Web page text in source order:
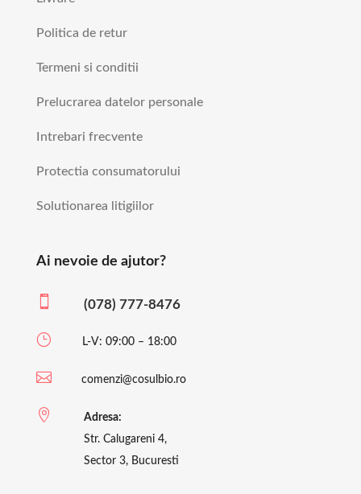
Politica de retur
Termeni si conditii
Prelucrarea datelor personale
Intrebari frecvente
Protectia consumatorului
Solutionarea litigiilor
Ai nevoie de ajutor?
 (078) 777-8476
} L-V: 09:00 – 18:00
 comenzi@cosulbio.ro

Adresa:
Str. Calugareni 4,
Sector 3, Bucuresti